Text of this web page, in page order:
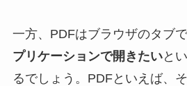
一方、PDFはブラウザのタブで
プリケーションで開きたいと
るでしょう。PDFといえば、